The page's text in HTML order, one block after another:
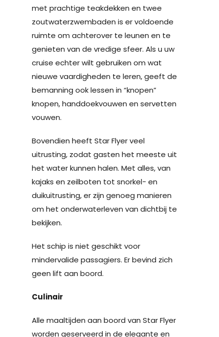
met prachtige teakdekken en twee
zoutwaterzwembaden is er voldoende
ruimte om achterover te leunen en te
genieten van de vredige sfeer. Als u uw
cruise echter wilt gebruiken om wat
nieuwe vaardigheden te leren, geeft de
bemanning ook lessen in “knopen”
knopen, handdoekvouwen en servetten
vouwen.
Bovendien heeft Star Flyer veel
uitrusting, zodat gasten het meeste uit
het water kunnen halen. Met alles, van
kajaks en zeilboten tot snorkel- en
duikuitrusting, er zijn genoeg manieren
om het onderwaterleven van dichtbij te
bekijken.
Het schip is niet geschikt voor
mindervalide passagiers. Er bevind zich
geen lift aan boord.
Culinair
Alle maaltijden aan boord van Star Flyer
worden geserveerd in de elegante en